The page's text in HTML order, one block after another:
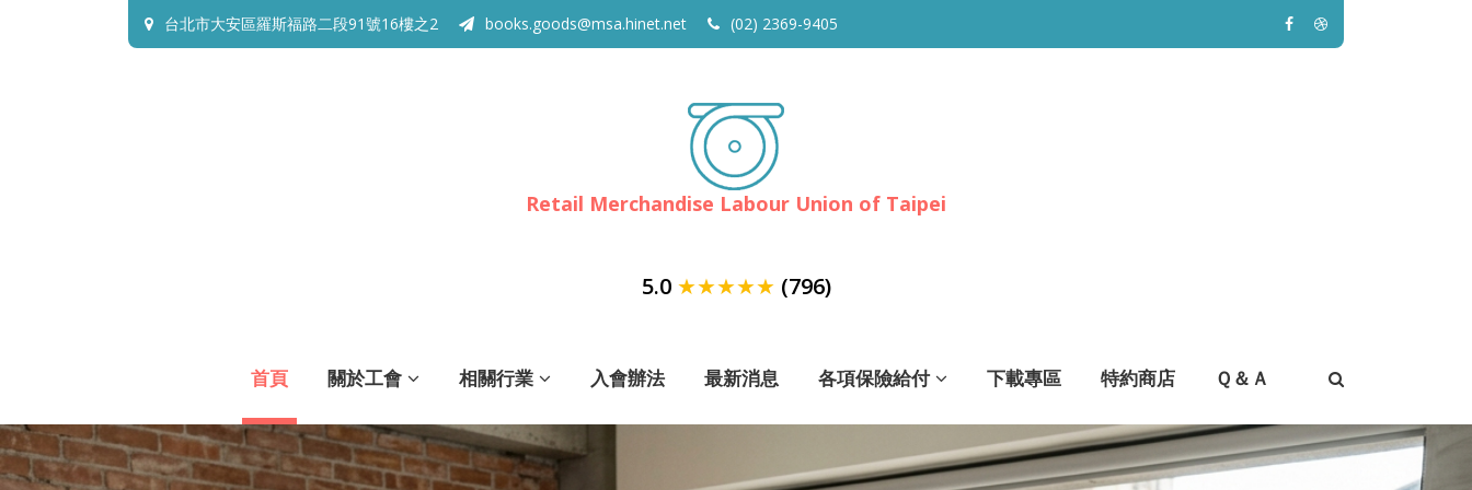
台北市大安區羅斯福路二段91號16樓之2 books.goods@msa.hinet.net (02) 2369-9405
Retail Merchandise Labour Union of Taipei
5.0★★★★★ (796)
首頁 關於工會 相關行業 入會辦法 最新消息 各項保險給付 下載專區 特約商店 Ｑ＆Ａ